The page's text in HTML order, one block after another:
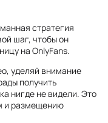
стратегия
шаг, чтобы он
на OnlyFans.
уделяй внимание
получить
нигде не видели. Это
и размещению